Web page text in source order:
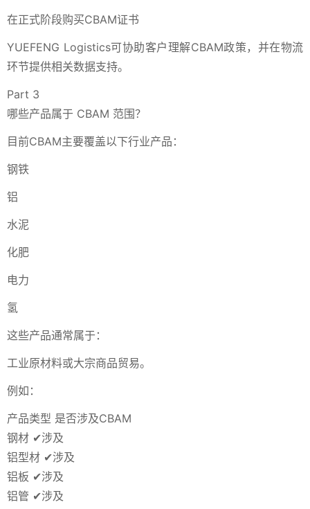
在正式阶段购买CBAM证书
YUEFENG Logistics可协助客户理解CBAM政策，并在物流
环节提供相关数据支持。
Part 3
哪些产品属于 CBAM 范围？
目前CBAM主要覆盖以下行业产品：
钢铁
铝
水泥
化肥
电力
氢
这些产品通常属于：
工业原材料或大宗商品贸易。
例如：
产品类型 是否涉及CBAM
钢材 ✔涉及
铝型材 ✔涉及
铝板 ✔涉及
铝管 ✔涉及